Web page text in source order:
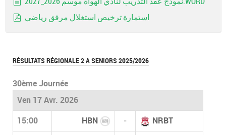
استمارة ترخيص استغلال مرفق رياضي
RÉSULTATS RÉGIONALE 2 A SENIORS 2025/2026
30ème Journée
Ven 17 Avr. 2026
15:00 HBN - NRBT